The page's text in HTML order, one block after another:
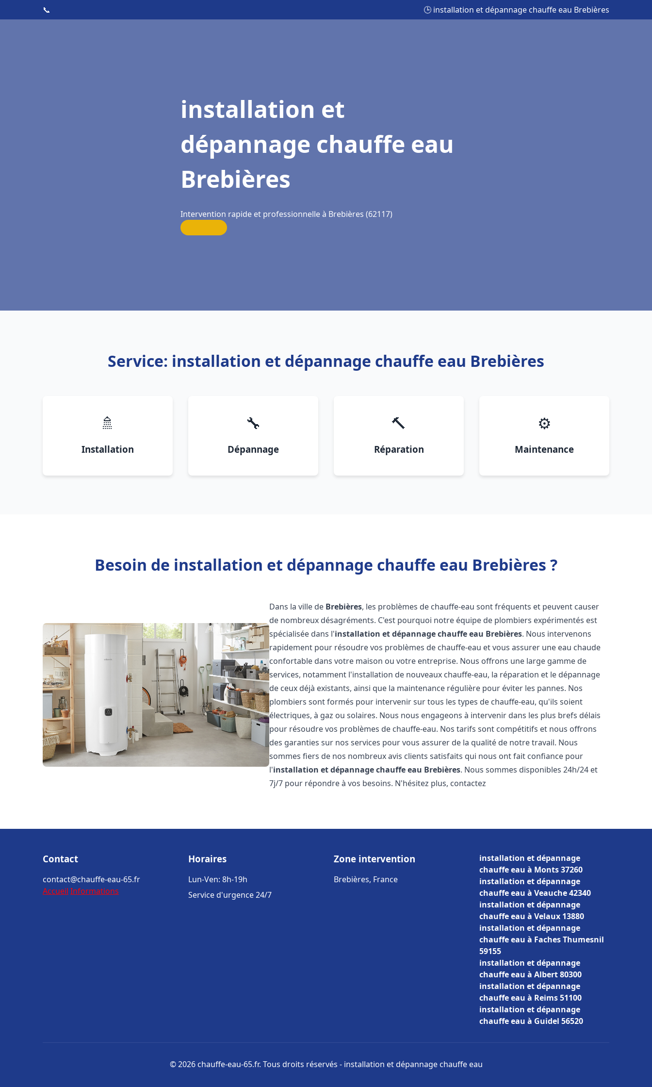
📞 🕒 installation et dépannage chauffe eau Brebières
installation et
dépannage chauffe eau
Brebières
Intervention rapide et professionnelle à Brebières (62117)
Service: installation et dépannage chauffe eau Brebières
🚿
Installation
🔧
Dépannage
🔨
Réparation
⚙️
Maintenance
Besoin de installation et dépannage chauffe eau Brebières ?
Dans la ville de Brebières, les problèmes de chauffe-eau sont fréquents et peuvent causer
de nombreux désagréments. C'est pourquoi notre équipe de plombiers expérimentés est
spécialisée dans l'installation et dépannage chauffe eau Brebières. Nous intervenons
rapidement pour résoudre vos problèmes de chauffe-eau et vous assurer une eau chaude
confortable dans votre maison ou votre entreprise. Nous offrons une large gamme de
services, notamment l'installation de nouveaux chauffe-eau, la réparation et le dépannage
de ceux déjà existants, ainsi que la maintenance régulière pour éviter les pannes. Nos
plombiers sont formés pour intervenir sur tous les types de chauffe-eau, qu'ils soient
électriques, à gaz ou solaires. Nous nous engageons à intervenir dans les plus brefs délais
pour résoudre vos problèmes de chauffe-eau. Nos tarifs sont compétitifs et nous offrons
des garanties sur nos services pour vous assurer de la qualité de notre travail. Nous
sommes fiers de nos nombreux avis clients satisfaits qui nous ont fait confiance pour
l'installation et dépannage chauffe eau Brebières. Nous sommes disponibles 24h/24 et
7j/7 pour répondre à vos besoins. N'hésitez plus, contactez
Contact
contact@chauffe-eau-65.fr
Accueil Informations
Horaires
Lun-Ven: 8h-19h
Service d'urgence 24/7
Zone intervention
Brebières, France
installation et dépannage
chauffe eau à Monts 37260
installation et dépannage
chauffe eau à Veauche 42340
installation et dépannage
chauffe eau à Velaux 13880
installation et dépannage
chauffe eau à Faches Thumesnil
59155
installation et dépannage
chauffe eau à Albert 80300
installation et dépannage
chauffe eau à Reims 51100
installation et dépannage
chauffe eau à Guidel 56520
© 2026 chauffe-eau-65.fr. Tous droits réservés - installation et dépannage chauffe eau